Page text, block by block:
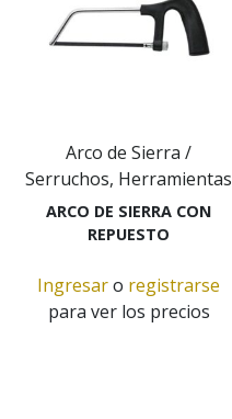
Arco de Sierra /
Serruchos, Herramientas
ARCO DE SIERRA CON
REPUESTO
Ingresaro registrarse
para ver los precios